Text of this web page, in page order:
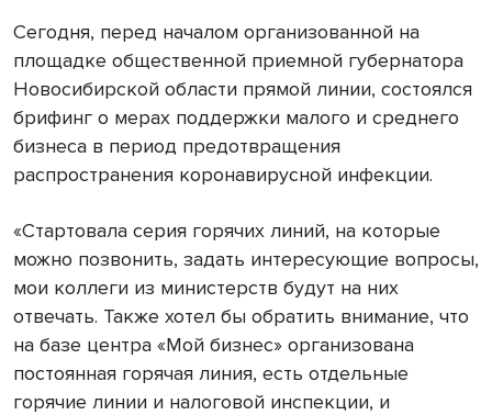
Сегодня, перед началом организованной на
площадке общественной приемной губернатора
Новосибирской области прямой линии, состоялся
брифинг о мерах поддержки малого и среднего
бизнеса в период предотвращения
распространения коронавирусной инфекции.
«Стартовала серия горячих линий, на которые
можно позвонить, задать интересующие вопросы,
мои коллеги из министерств будут на них
отвечать. Также хотел бы обратить внимание, что
на базе центра «Мой бизнес» организована
постоянная горячая линия, есть отдельные
горячие линии и налоговой инспекции, и